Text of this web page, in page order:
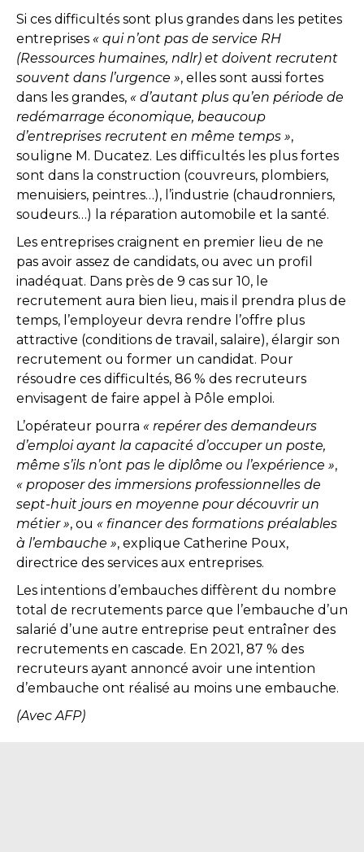
Si ces difficultés sont plus grandes dans les petites
entreprises « qui n’ont pas de service RH
(Ressources humaines, ndlr) et doivent recrutent
souvent dans l’urgence », elles sont aussi fortes
dans les grandes, « d’autant plus qu’en période de
redémarrage économique, beaucoup
d’entreprises recrutent en même temps »,
souligne M. Ducatez. Les difficultés les plus fortes
sont dans la construction (couvreurs, plombiers,
menuisiers, peintres…), l’industrie (chaudronniers,
soudeurs…) la réparation automobile et la santé.
Les entreprises craignent en premier lieu de ne
pas avoir assez de candidats, ou avec un profil
inadéquat. Dans près de 9 cas sur 10, le
recrutement aura bien lieu, mais il prendra plus de
temps, l’employeur devra rendre l’offre plus
attractive (conditions de travail, salaire), élargir son
recrutement ou former un candidat. Pour
résoudre ces difficultés, 86 % des recruteurs
envisagent de faire appel à Pôle emploi.
L’opérateur pourra « repérer des demandeurs
d’emploi ayant la capacité d’occuper un poste,
même s’ils n’ont pas le diplôme ou l’expérience »,
« proposer des immersions professionnelles de
sept-huit jours en moyenne pour découvrir un
métier », ou « financer des formations préalables
à l’embauche », explique Catherine Poux,
directrice des services aux entreprises.
Les intentions d’embauches diffèrent du nombre
total de recrutements parce que l’embauche d’un
salarié d’une autre entreprise peut entraîner des
recrutements en cascade. En 2021, 87 % des
recruteurs ayant annoncé avoir une intention
d’embauche ont réalisé au moins une embauche.
(Avec AFP)